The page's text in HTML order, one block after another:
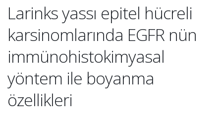
Larinks yassı epitel hücreli
karsinomlarında EGFR nün
immünohistokimyasal
yöntem ile boyanma
özellikleri